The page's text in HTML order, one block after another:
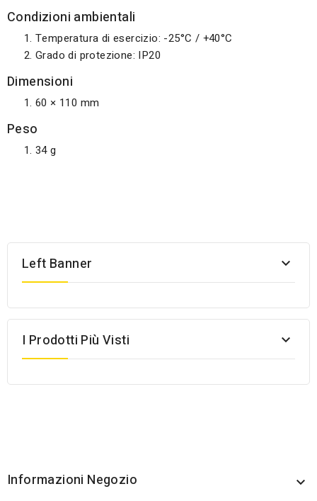
Condizioni ambientali
Temperatura di esercizio: -25°C / +40°C
Grado di protezione: IP20
Dimensioni
60 × 110 mm
Peso
34 g
Left Banner 
I Prodotti Più Visti 
Informazioni Negozio 